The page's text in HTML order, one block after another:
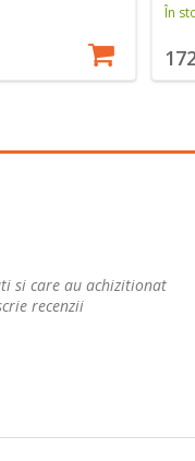
În
si care au achizitionat
recenzii